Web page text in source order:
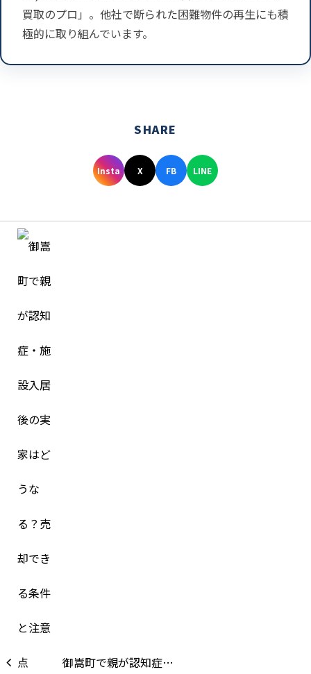
買取のプロ」。他社で断られた困難物件の再生にも積
極的に取り組んでいます。
SHARE
Insta X FB LINE
御嵩町で親が認知症…